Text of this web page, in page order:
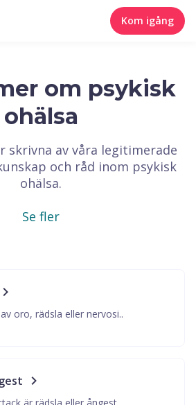
Kom igång
om psykisk
ohälsa
skrivna av våra legitimerade
och råd inom psykisk
ohälsa.
Se fler
oro, rädsla eller nervosi..